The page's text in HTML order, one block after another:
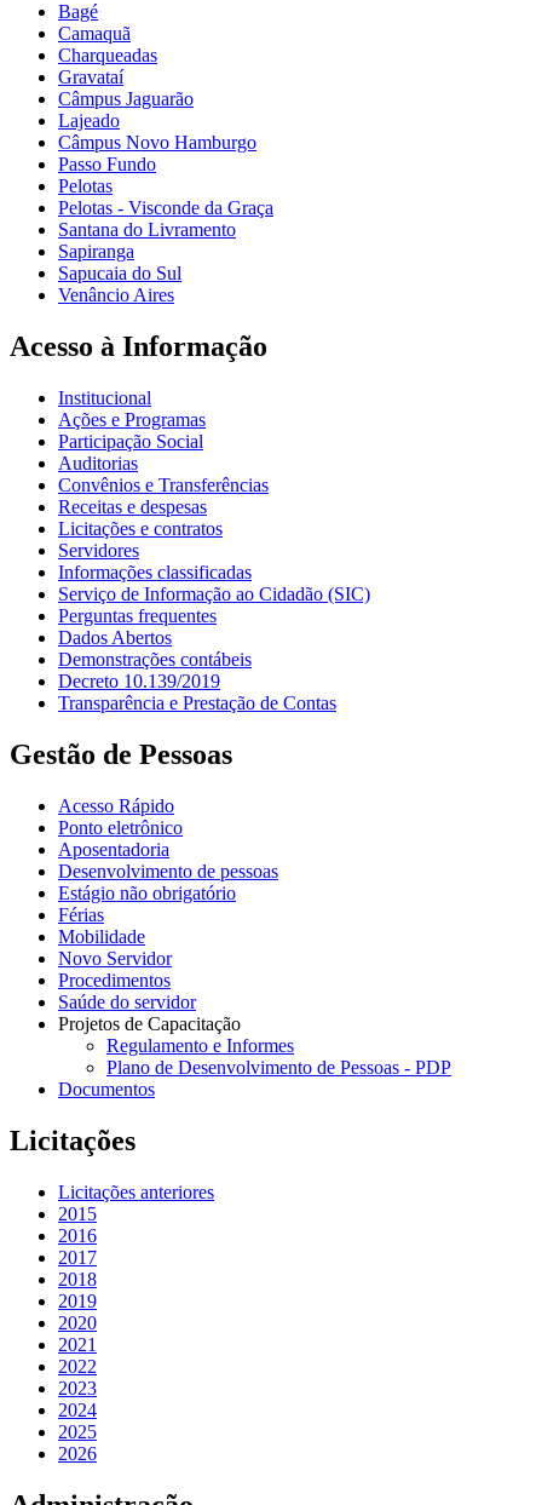
Bagé
Camaquã
Charqueadas
Gravataí
Câmpus Jaguarão
Lajeado
Câmpus Novo Hamburgo
Passo Fundo
Pelotas
Pelotas - Visconde da Graça
Santana do Livramento
Sapiranga
Sapucaia do Sul
Venâncio Aires
Acesso à Informação
Institucional
Ações e Programas
Participação Social
Auditorias
Convênios e Transferências
Receitas e despesas
Licitações e contratos
Servidores
Informações classificadas
Serviço de Informação ao Cidadão (SIC)
Perguntas frequentes
Dados Abertos
Demonstrações contábeis
Decreto 10.139/2019
Transparência e Prestação de Contas
Gestão de Pessoas
Acesso Rápido
Ponto eletrônico
Aposentadoria
Desenvolvimento de pessoas
Estágio não obrigatório
Férias
Mobilidade
Novo Servidor
Procedimentos
Saúde do servidor
Projetos de Capacitação
Regulamento e Informes
Plano de Desenvolvimento de Pessoas - PDP
Documentos
Licitações
Licitações anteriores
2015
2016
2017
2018
2019
2020
2021
2022
2023
2024
2025
2026